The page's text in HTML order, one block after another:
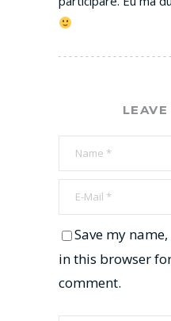
Save my
in this browser
comment.